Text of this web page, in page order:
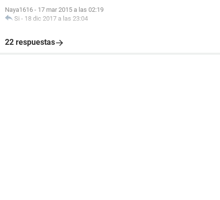
Naya1616 - 17 mar 2015 a las 02:19
Si - 18 dic 2017 a las 23:04
22 respuestas